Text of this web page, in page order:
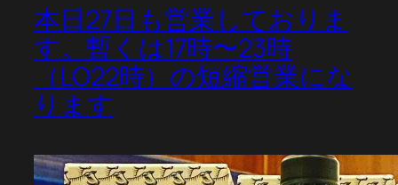
本日27日も営業しておりま
す。暫くは17時〜23時
（LO22時）の短縮営業にな
ります